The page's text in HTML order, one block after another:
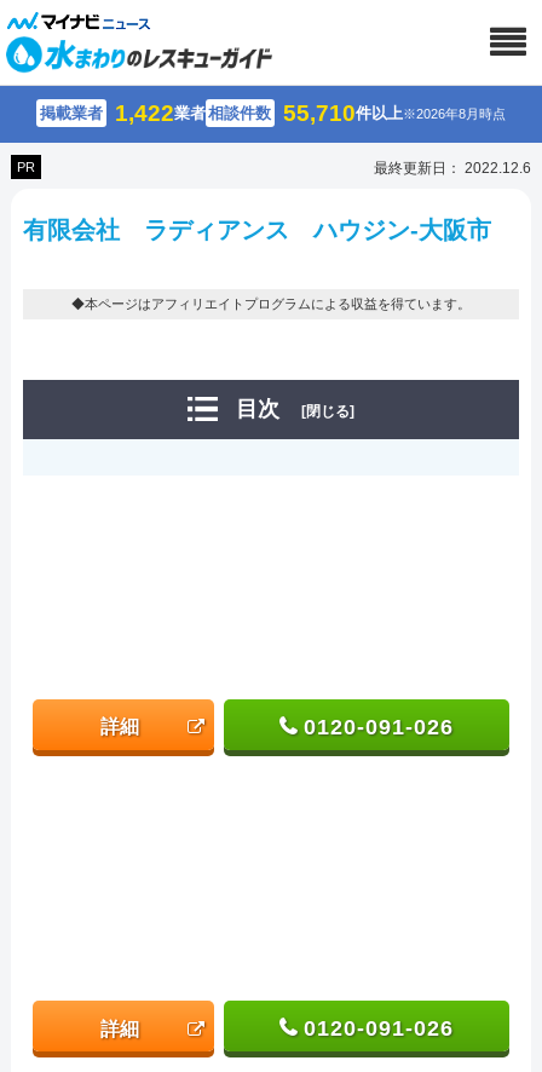
掲載業者 1,422業者相談件数 55,710件以上※2026年8月時点
PR 最終更新日： 2022.12.6
有限会社 ラディアンス ハウジン-大阪市
◆本ページはアフィリエイトプログラムによる収益を得ています。
目次 [閉じる]
詳細 0120-091-026
詳細 0120-091-026